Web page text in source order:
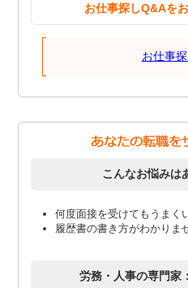
お仕事探しQ&Aを
お仕事
こんなお悩みは
何度面接を受けてもうまく
履歴書の書き方がわかりま
労務・人事の専門家